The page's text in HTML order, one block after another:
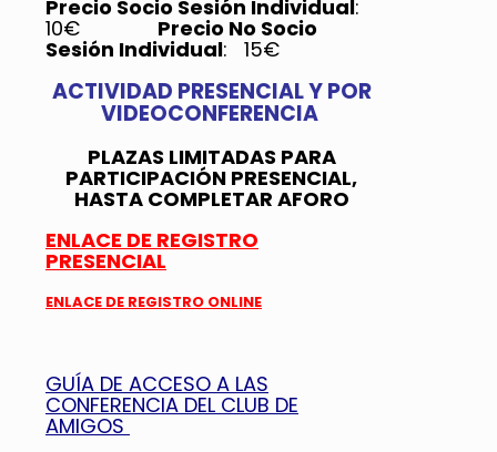
Precio Socio Sesión Individual:
10€ Precio No Socio
Sesión Individual: 15€
ACTIVIDAD PRESENCIAL Y POR
VIDEOCONFERENCIA
PLAZAS LIMITADAS PARA
PARTICIPACIÓN PRESENCIAL,
HASTA COMPLETAR AFORO
ENLACE DE REGISTRO
PRESENCIAL
ENLACE DE REGISTRO ONLINE
GUÍA DE ACCESO A LAS
CONFERENCIA DEL CLUB DE
AMIGOS